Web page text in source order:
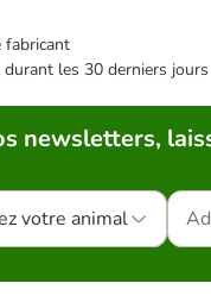
fabricant
les 30 derniers jours
newsletters,
votre animal